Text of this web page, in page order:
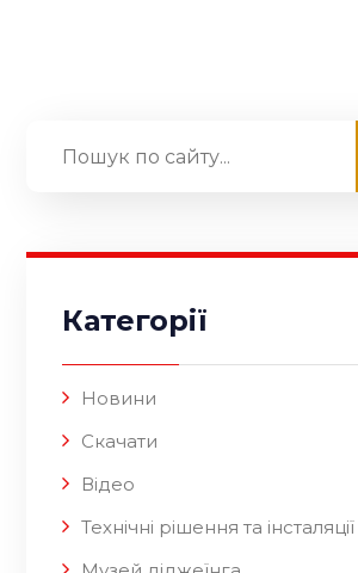
Категорії
Новини
Скачати
Відео
Технічні рішення та інсталяції